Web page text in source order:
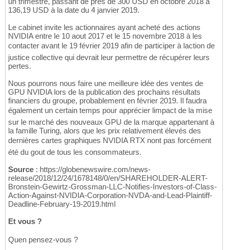
136,19 USD à la date du 4 janvier 2019.
Le cabinet invite les actionnaires ayant acheté des actions
NVIDIA entre le 10 aout 2017 et le 15 novembre 2018 à les
contacter avant le 19 février 2019 afin de participer à laction de
justice collective qui devrait leur permettre de récupérer leurs
pertes.
Nous pourrons nous faire une meilleure idée des ventes de
GPU NVIDIA lors de la publication des prochains résultats
financiers du groupe, probablement en février 2019. Il faudra
également un certain temps pour apprécier limpact de la mise
sur le marché des nouveaux GPU de la marque appartenant à
la famille Turing, alors que les prix relativement élevés des
dernières cartes graphiques NVIDIA RTX nont pas forcément
été du gout de tous les consommateurs.
Source : https://globenewswire.com/news-
release/2018/12/24/1678148/0/en/SHAREHOLDER-ALERT-
Bronstein-Gewirtz-Grossman-LLC-Notifies-Investors-of-Class-
Action-Against-NVIDIA-Corporation-NVDA-and-Lead-Plaintiff-
Deadline-February-19-2019.html
Et vous ?
Quen pensez-vous ?